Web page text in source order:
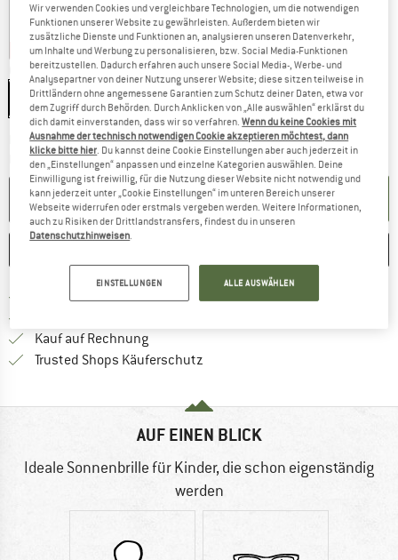
20% 20%
Größe:1-3 Years
1-3 Years
Lieferzeit: 2-4 WerktageDer Link öffnet sich in einer Infobox und
Menge:
IN DEN WARENKORB
Portofrei ab 69 € (AT) Finde mehr Informationen zu den
Kauf auf RechnungFinde die Zahlungs-Infos hier! Öffnet
Trusted Shops Käuferschutz
AUF EINEN BLICK
Ideale Sonnenbrille für Kinder, die schon eigenständig
werden
Wir verwenden Cookies und vergleichbare Technologien, um die notwendigen
Funktionen unserer Website zu gewährleisten. Außerdem bieten wir
zusätzliche Dienste und Funktionen an, analysieren unseren Datenverkehr,
um Inhalte und Werbung zu personalisieren, bzw. Social Media-Funktionen
bereitzustellen. Dadurch erfahren auch unsere Social Media-, Werbe- und
Analysepartner von deiner Nutzung unserer Website; diese sitzen teilweise in
Drittländern ohne angemessene Garantien zum Schutz deiner Daten, etwa vor
dem Zugriff durch Behörden. Durch Anklicken von „Alle auswählen“ erklärst du
dich damit einverstanden, dass wir so verfahren.Wenn du keine Cookies mit
Ausnahme der technisch notwendigen Cookie akzeptieren möchtest, dann
klicke bitte hier . Du kannst deine Cookie Einstellungen aber auch jederzeit in
den „Einstellungen“ anpassen und einzelne Kategorien auswählen. Deine
Einwilligung ist freiwillig, für die Nutzung dieser Website nicht notwendig und
kann jederzeit unter „Cookie Einstellungen“ im unteren Bereich unserer
Webseite widerrufen oder erstmals vergeben werden. Weitere Informationen,
auch zu Risiken der Drittlandstransfers, findest du in unseren
Datenschutzhinweisen
EINSTELLUNGEN ALLE AUSWÄHLEN